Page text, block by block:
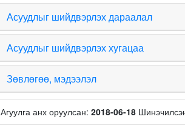
Асуудлыг шийдвэрлэх дараалал
Асуудлыг шийдвэрлэх хугацаа
Зөвлөгөө, мэдээлэл
Агуулга анх оруулсан: 2018-06-18